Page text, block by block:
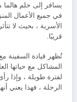
يسافر إلى حلم
في جميع الأعمال
الأسرية ، بحيث لا
قريبًا.
تُظهر قيادة السفينة
المشاكل مع حياتها
لفترة طويلة ، وإذا
الرحلة ، فهذا يعني